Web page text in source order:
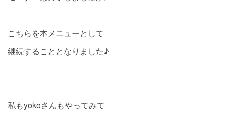
こちらを本メニューとして
継続することとなりました♪
私もyokoさんもやってみて